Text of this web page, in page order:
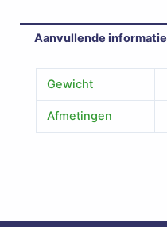
Aanvullende informatie
Gewicht
Afmetingen